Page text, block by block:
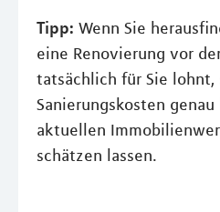
Tipp: Wenn Sie
eine Renovierung vor
tatsächlich für Sie lohnt,
Sanierungskosten
aktuellen
schätzen lassen.